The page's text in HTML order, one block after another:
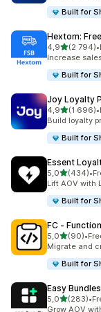
Built for
Hextom:
4,9z 5 hvězd
(2 794)
Celkový •
Increase
Built for
Joy Loyalty
4,9z 5 hvězd
(1 696)
Celkový •
Build loyalty
Built for
Essent
5,0z 5 hvězd
(434)
Celkový •
Lift AOV with
Built for
FC ‑
5,0z 5 hvězd
(90)
Celkový počet
•
Migrate and
Built for
Easy
5,0z 5 hvězd
(283)
Celkový počet
•
Grow AOV